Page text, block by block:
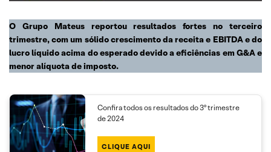
O Grupo Mateus reportou resultados fortes no terceiro
trimestre, com um sólido crescimento da receita e EBITDA e do
lucro líquido acima do esperado devido a eficiências em G&A e
menor alíquota de imposto.
Confira todos os resultados do 3º trimestre
de 2024
CLIQUE AQUI